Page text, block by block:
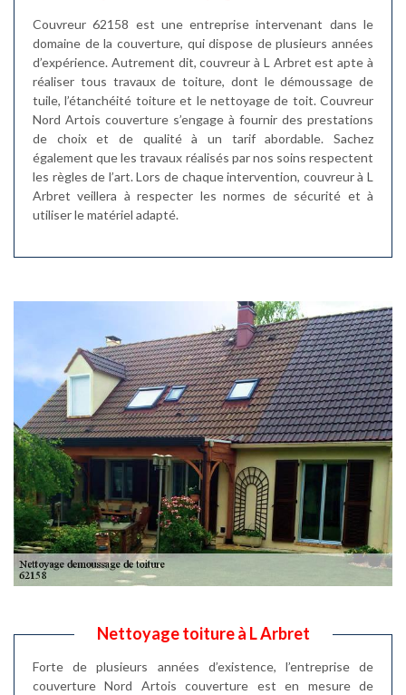
Couvreur 62158 est une entreprise intervenant dans le
domaine de la couverture, qui dispose de plusieurs années
d’expérience. Autrement dit, couvreur à L Arbret est apte à
réaliser tous travaux de toiture, dont le démoussage de
tuile, l’étanchéité toiture et le nettoyage de toit. Couvreur
Nord Artois couverture s’engage à fournir des prestations
de choix et de qualité à un tarif abordable. Sachez
également que les travaux réalisés par nos soins respectent
les règles de l’art. Lors de chaque intervention, couvreur à L
Arbret veillera à respecter les normes de sécurité et à
utiliser le matériel adapté.
Nettoyage toiture à L Arbret
Forte de plusieurs années d’existence, l’entreprise de
couverture Nord Artois couverture est en mesure de